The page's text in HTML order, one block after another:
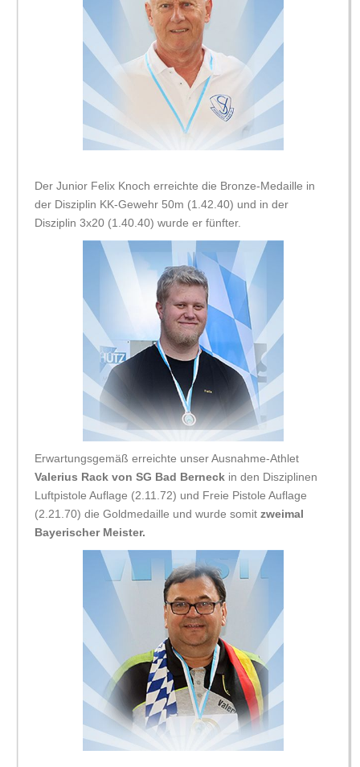
Der Junior Felix Knoch erreichte die Bronze-Medaille in
der Disziplin KK-Gewehr 50m (1.42.40) und in der
Disziplin 3x20 (1.40.40) wurde er fünfter.
Erwartungsgemäß erreichte unser Ausnahme-Athlet
Valerius Rack von SG Bad Berneck in den Disziplinen
Luftpistole Auflage (2.11.72) und Freie Pistole Auflage
(2.21.70) die Goldmedaille und wurde somitzweimal
Bayerischer Meister.